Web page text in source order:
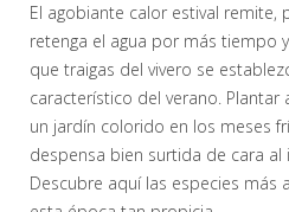
El agobiante calor estival
retenga el agua por más tiempo
que traigas del vivero se
característico del verano.
un jardín colorido en los meses
despensa bien surtida de cara al
Descubre aquí las especies más